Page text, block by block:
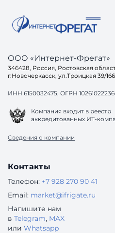
ООО «Интернет-Фрегат»
346428, Россия, Ростовская
г.Новочеркасск, ул.Троицкая 39/166
ИНН 6150032475, ОГРН
Компания входит в реестр
аккредитованных ИТ-
Сведения о компании
Контакты
Телефон: +7 928 270 90 41
Email: market@ifrigate.ru
Напишите нам
в Telegram, MAX
или Whatsapp